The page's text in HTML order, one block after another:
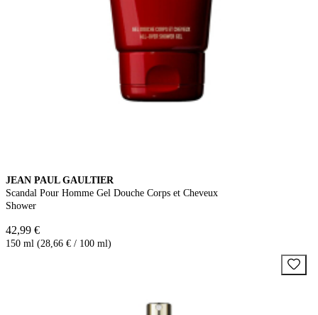
JEAN PAUL GAULTIER
Scandal Pour Homme Gel Douche Corps et Cheveux
Shower
42,99 €
150 ml (28,66 € / 100 ml)